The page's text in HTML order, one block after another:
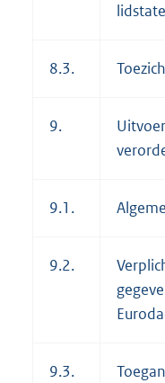
8.3.
9.
9.1.
9.2.
9.3.